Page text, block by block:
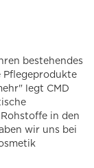
bestehendes
Pflegeprodukte
legt CMD
in den
wir uns bei